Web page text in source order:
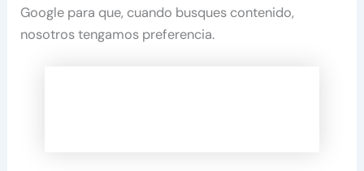
Google para que, cuando busques contenido,
nosotros tengamos preferencia.